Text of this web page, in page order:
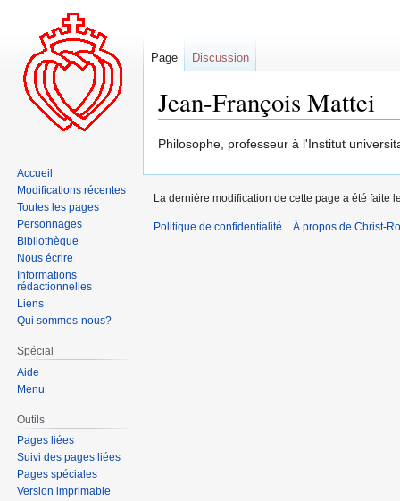
Jean-François Mattei
Aller
navigation
Aller
recherche
Philosophe, professeur à l'Institut
Page Discussion
Accueil
Modifications récentes
Toutes les pages
Personnages
Bibliothèque
Nous écrire
Informations
rédactionnelles
Liens
Qui sommes-nous?
Spécial
Aide
Menu
Outils
Pages liées
Suivi des pages liées
Pages spéciales
Version imprimable
La dernière modification de cette page a été faite
Politique de confidentialité À propos de Christ-